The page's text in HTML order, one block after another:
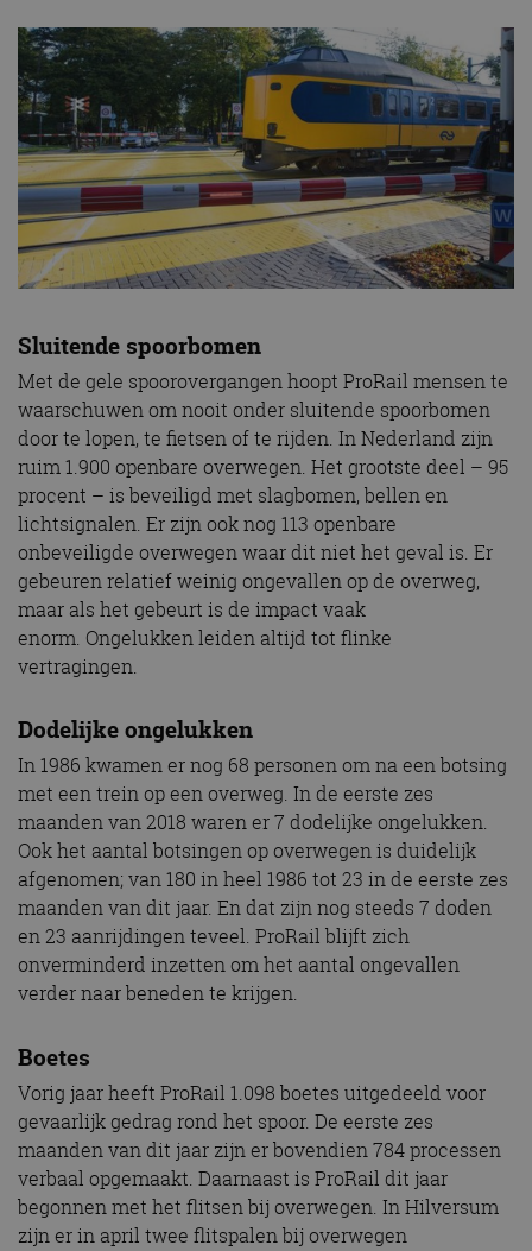
Sluitende spoorbomen
Met de gele spoorovergangen hoopt ProRail mensen te
waarschuwen om nooit onder sluitende spoorbomen
door te lopen, te fietsen of te rijden. In Nederland zijn
ruim 1.900 openbare overwegen. Het grootste deel – 95
procent – is beveiligd met slagbomen, bellen en
lichtsignalen. Er zijn ook nog 113 openbare
onbeveiligde overwegen waar dit niet het geval is. Er
gebeuren relatief weinig ongevallen op de overweg,
maar als het gebeurt is de impact vaak
enorm. Ongelukken leiden altijd tot flinke
vertragingen.
Dodelijke ongelukken
In 1986 kwamen er nog 68 personen om na een botsing
met een trein op een overweg. In de eerste zes
maanden van 2018 waren er 7 dodelijke ongelukken.
Ook het aantal botsingen op overwegen is duidelijk
afgenomen; van 180 in heel 1986 tot 23 in de eerste zes
maanden van dit jaar. En dat zijn nog steeds 7 doden
en 23 aanrijdingen teveel. ProRail blijft zich
onverminderd inzetten om het aantal ongevallen
verder naar beneden te krijgen.
Boetes
Vorig jaar heeft ProRail 1.098 boetes uitgedeeld voor
gevaarlijk gedrag rond het spoor. De eerste zes
maanden van dit jaar zijn er bovendien 784 processen
verbaal opgemaakt. Daarnaast is ProRail dit jaar
begonnen met het flitsen bij overwegen. In Hilversum
zijn er in april twee flitspalen bij overwegen